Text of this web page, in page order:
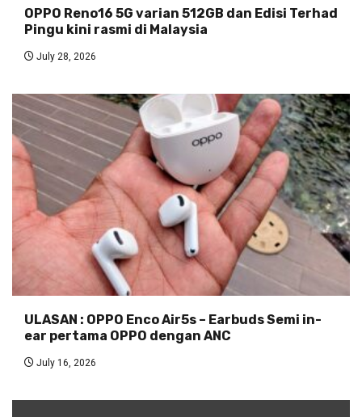
OPPO Reno16 5G varian 512GB dan Edisi Terhad
Pingu kini rasmi di Malaysia
July 28, 2026
ULASAN : OPPO Enco Air5s – Earbuds Semi in-
ear pertama OPPO dengan ANC
July 16, 2026